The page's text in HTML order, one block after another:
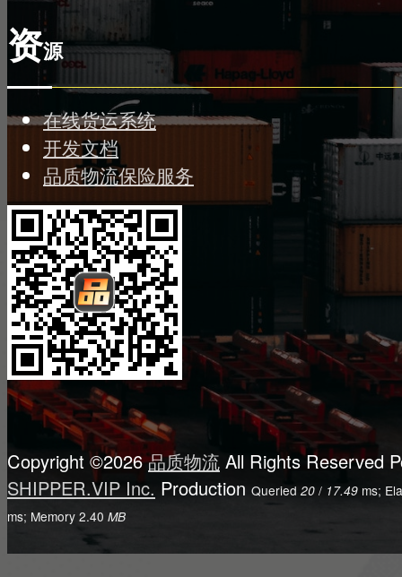
资源
在线货运系统
开发文档
品质物流保险服务
Copyright ©2026品质物流 All Rights Reserved
SHIPPER.VIP Inc. Production Queried20 / 17.49 ms;
ms; Memory 2.40 MB